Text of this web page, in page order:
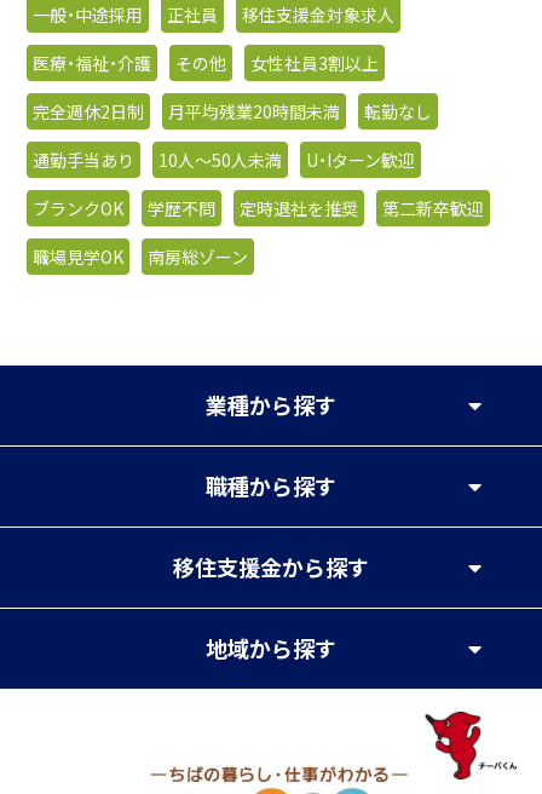
一般・中途採用 正社員
移住支援金対象求人
医療・福祉・介護
その他
女性社員3割以上
完全週休2日制
月平均残業20時間未満
転勤なし
通勤手当あり
10人〜50人未満
U・Iターン歓迎
ブランクOK
学歴不問 定時退社を推奨
第二新卒歓迎
職場見学OK
南房総ゾーン
業種から探す
職種から探す
移住支援金から探す
地域から探す